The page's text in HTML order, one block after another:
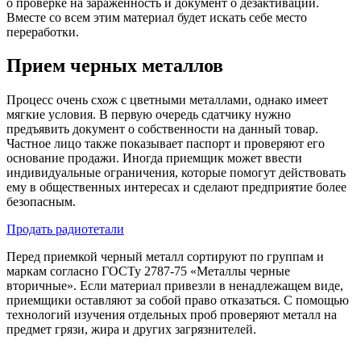
Вместе со всем этим материал будет искать себе место
переработки.
Прием черных металлов
Процесс очень схож с цветными металлами, однако имеет
мягкие условия. В первую очередь сдатчику нужно
предъявить документ о собственности на данный товар.
Частное лицо также показывает паспорт и проверяют его
основание продажи. Иногда приемщик может ввести
индивидуальные ограничения, которые помогут действовать
ему в общественных интересах и сделают предприятие более
безопасным.
Продать радиотетали
Перед приемкой черный металл сортируют по группам и
маркам согласно ГОСТу 2787-75 «Металлы черные
вторичные». Если материал привезли в ненадлежащем виде,
приемщики оставляют за собой право отказаться. С помощью
технологий изучения отдельных проб проверяют металл на
предмет грязи, жира и других загрязнителей.